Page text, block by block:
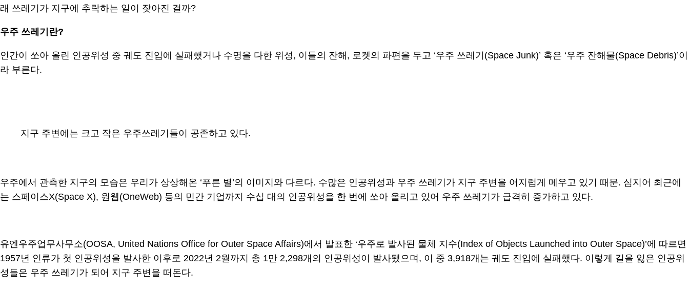
래 쓰레기가 지구에 추락하는 일이 잦아진 걸까?
우주 쓰레기란?
인간이 쏘아 올린 인공위성 중 궤도 진입에 실패했거나 수명을 다한 위성, 이들의 잔해, 로켓의 파편을 두고 ‘우주 쓰레기(Space Junk)’ 혹은 ‘우주 잔해물(Space Debris)’이
라 부른다.
지구 주변에는 크고 작은 우주쓰레기들이 공존하고 있다.
우주에서 관측한 지구의 모습은 우리가 상상해온 ‘푸른 별’의 이미지와 다르다. 수많은 인공위성과 우주 쓰레기가 지구 주변을 어지럽게 메우고 있기 때문. 심지어 최근에
는 스페이스X(Space X), 원웹(OneWeb) 등의 민간 기업까지 수십 대의 인공위성을 한 번에 쏘아 올리고 있어 우주 쓰레기가 급격히 증가하고 있다.
유엔우주업무사무소(OOSA, United Nations Office for Outer Space Affairs)에서 발표한 ‘우주로 발사된 물체 지수(Index of Objects Launched into Outer Space)’에 따르면
1957년 인류가 첫 인공위성을 발사한 이후로 2022년 2월까지 총 1만 2,298개의 인공위성이 발사됐으며, 이 중 3,918개는 궤도 진입에 실패했다. 이렇게 길을 잃은 인공위
성들은 우주 쓰레기가 되어 지구 주변을 떠돈다.